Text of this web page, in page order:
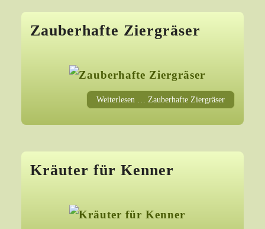
Zauberhafte Ziergräser
Weiterlesen … Zauberhafte Ziergräser
Kräuter für Kenner